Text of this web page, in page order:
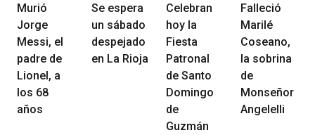
Murió
Jorge
Messi, el
padre de
Lionel, a
los 68
años
Se espera
un sábado
despejado
en La Rioja
Celebran
hoy la
Fiesta
Patronal
de Santo
Domingo
de
Guzmán
Falleció
Marilé
Coseano,
la sobrina
de
Monseñor
Angelelli